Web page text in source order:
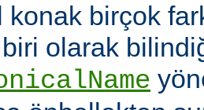
konak birçok
biri olarak